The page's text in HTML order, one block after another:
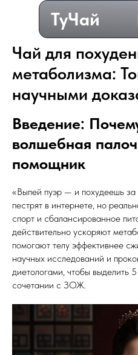
ТуЧай
Чай для
метаболизма:
научными
Введение:
волшебная
помощник
«Выпей пуэр — и похудеешь
пестрят в интернете, но
спорт и сбалансированное
действительно ускоряют
помогают телу эффективнее
научных исследований и
диетологами, чтобы выделить
сочетании с ЗОЖ.